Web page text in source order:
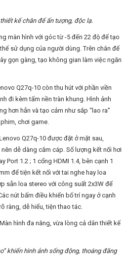
kế chân đế ấn tượng, độc lạ.
màn hình với góc từ -5 đến 22 độ để tạo
sử dụng của người dùng. Trên chân đế
gọn gàng, tạo không gian làm việc ngăn
Q27q-10 còn thu hút với phần viền
đi kèm tấm nền tràn khung. Hình ảnh
hơn hẳn và tạo cảm như sắp “lao ra”
chơi game.
Q27q-10 được đặt ở mặt sau,
dễ dàng cắm cáp. Số lượng kết nối hơi
Port 1.2 ; 1 cổng HDMI 1.4, bên cạnh 1
để tiện kết nối với tai nghe hay loa
sẵn loa stereo với công suất 2x3W để
nút bấm điều khiển bố trí ngay ở cạnh
ràng, dễ hiểu, tiện thao tác.
khiến hình ảnh sống động, thoáng đãng